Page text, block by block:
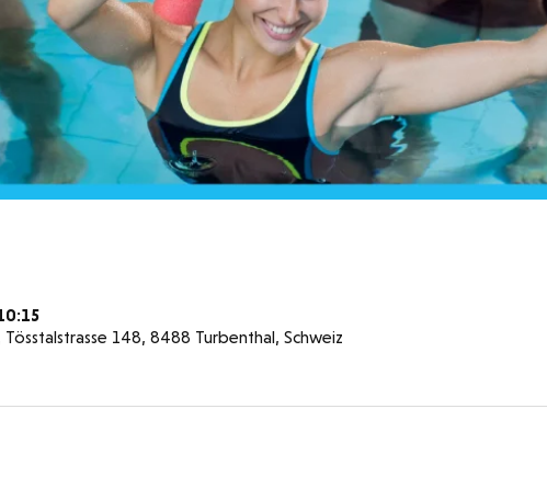
148, 8488 Turbenthal, Schweiz